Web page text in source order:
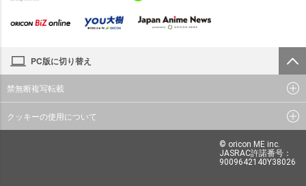
PC版に切り替え
禁無断複写転載
クッキーの使用について
© oricon ME inc.
JASRAC許諾番号：
9009642140Y38026